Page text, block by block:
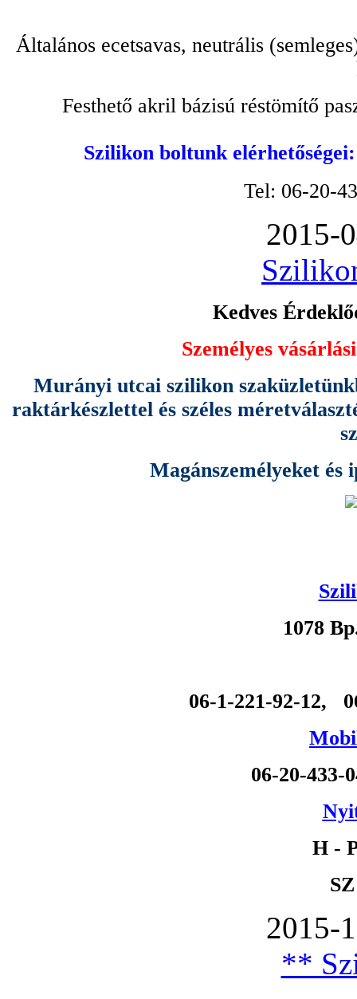
Általános ecetsavas, neutrális
Festhető akril bázisú réstömítő
Szilikon boltunk
Tel: 06-20-
2015-
Kedves
Személyes
Murányi utcai szilikon
raktárkészlettel és széles
Magánszemélyeket és
1078
06-1-221-92-12,
06-20-
H -
2015-
**